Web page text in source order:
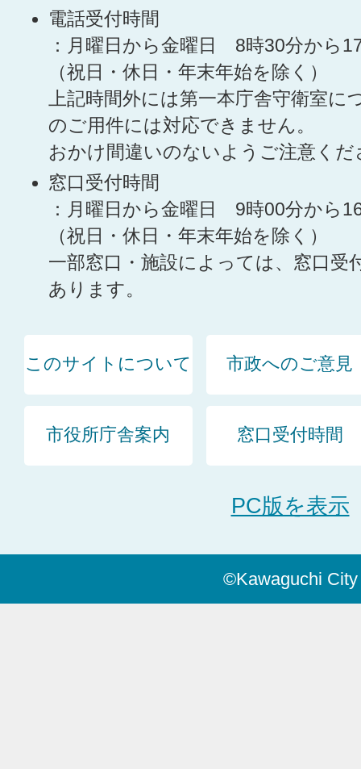
電話受付時間
：月曜日から金曜日 8時30分から
（祝日・休日・年末年始を除く）
上記時間外には第一本庁舎守衛室に
のご用件には対応できません。
おかけ間違いのないようご注意くだ
窓口受付時間
：月曜日から金曜日 9時00分から
（祝日・休日・年末年始を除く）
一部窓口・施設によっては、窓口受
あります。
このサイトについて 市政へのご意見
市役所庁舎案内 窓口受付時間
PC版を表示
©Kawaguchi City